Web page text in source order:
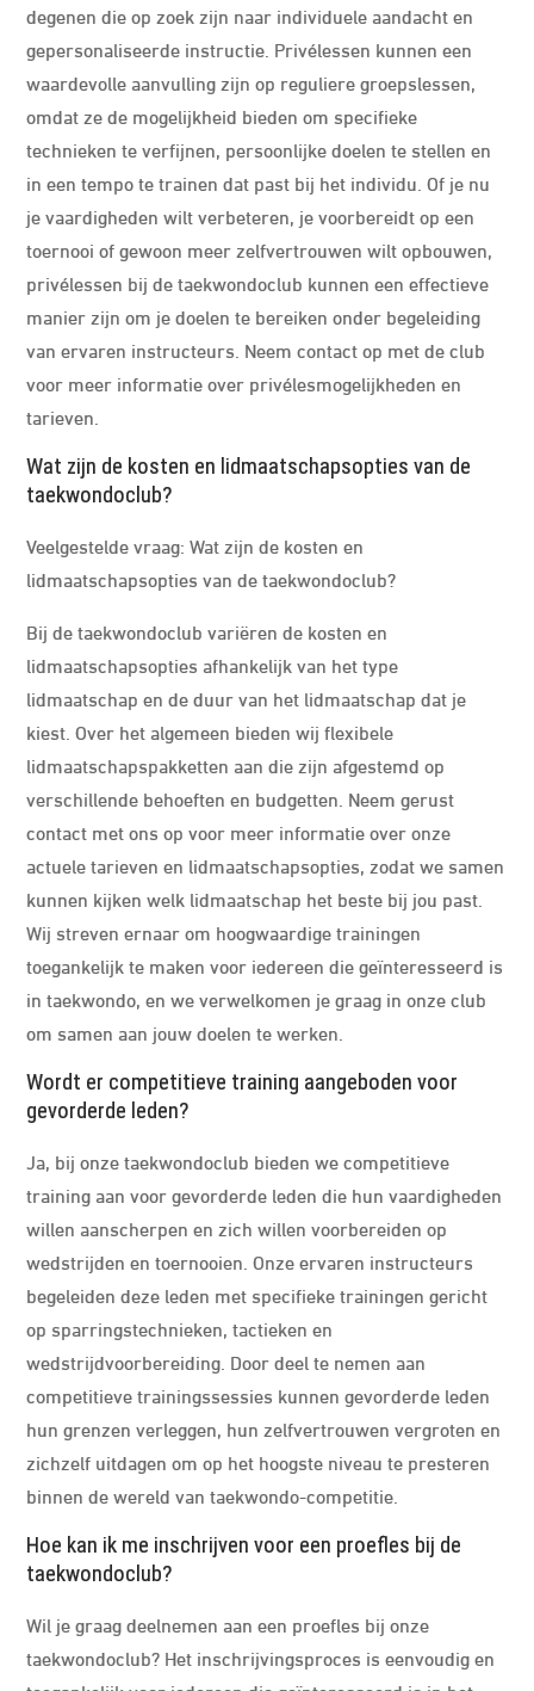
degenen die op zoek zijn naar individuele aandacht en
gepersonaliseerde instructie. Privélessen kunnen een
waardevolle aanvulling zijn op reguliere groepslessen,
omdat ze de mogelijkheid bieden om specifieke
technieken te verfijnen, persoonlijke doelen te stellen en
in een tempo te trainen dat past bij het individu. Of je nu
je vaardigheden wilt verbeteren, je voorbereidt op een
toernooi of gewoon meer zelfvertrouwen wilt opbouwen,
privélessen bij de taekwondoclub kunnen een effectieve
manier zijn om je doelen te bereiken onder begeleiding
van ervaren instructeurs. Neem contact op met de club
voor meer informatie over privélesmogelijkheden en
tarieven.
Wat zijn de kosten en lidmaatschapsopties van de
taekwondoclub?
Veelgestelde vraag: Wat zijn de kosten en
lidmaatschapsopties van de taekwondoclub?
Bij de taekwondoclub variëren de kosten en
lidmaatschapsopties afhankelijk van het type
lidmaatschap en de duur van het lidmaatschap dat je
kiest. Over het algemeen bieden wij flexibele
lidmaatschapspakketten aan die zijn afgestemd op
verschillende behoeften en budgetten. Neem gerust
contact met ons op voor meer informatie over onze
actuele tarieven en lidmaatschapsopties, zodat we samen
kunnen kijken welk lidmaatschap het beste bij jou past.
Wij streven ernaar om hoogwaardige trainingen
toegankelijk te maken voor iedereen die geïnteresseerd is
in taekwondo, en we verwelkomen je graag in onze club
om samen aan jouw doelen te werken.
Wordt er competitieve training aangeboden voor
gevorderde leden?
Ja, bij onze taekwondoclub bieden we competitieve
training aan voor gevorderde leden die hun vaardigheden
willen aanscherpen en zich willen voorbereiden op
wedstrijden en toernooien. Onze ervaren instructeurs
begeleiden deze leden met specifieke trainingen gericht
op sparringstechnieken, tactieken en
wedstrijdvoorbereiding. Door deel te nemen aan
competitieve trainingssessies kunnen gevorderde leden
hun grenzen verleggen, hun zelfvertrouwen vergroten en
zichzelf uitdagen om op het hoogste niveau te presteren
binnen de wereld van taekwondo-competitie.
Hoe kan ik me inschrijven voor een proefles bij de
taekwondoclub?
Wil je graag deelnemen aan een proefles bij onze
taekwondoclub? Het inschrijvingsproces is eenvoudig en